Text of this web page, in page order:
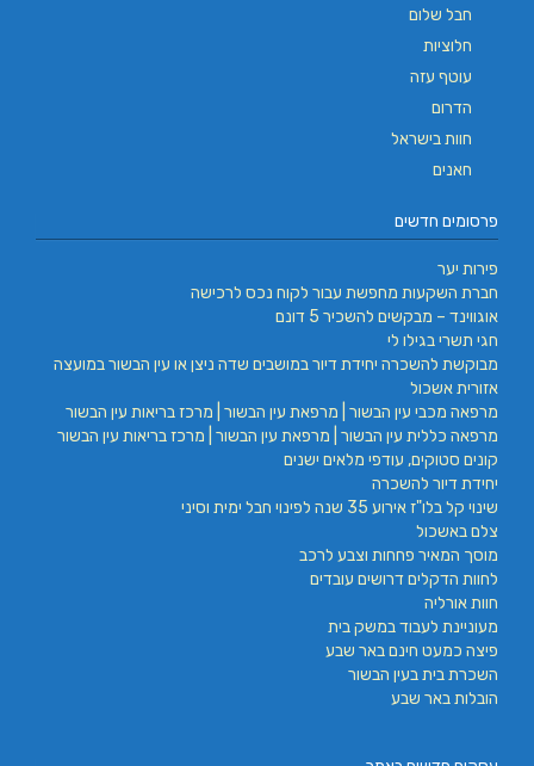
חבל שלום
חלוציות
עוטף עזה
הדרום
חוות בישראל
חאנים
פרסומים חדשים
פירות יער
חברת השקעות מחפשת עבור לקוח נכס לרכישה
אוגווינד – מבקשים להשכיר 5 דונם
חגי תשרי בגילו לי
מבוקשת להשכרה יחידת דיור במושבים שדה ניצן או עין הבשור במועצה
אזורית אשכול
מרפאה מכבי עין הבשור | מרפאת עין הבשור | מרכז בריאות עין הבשור
מרפאה כללית עין הבשור | מרפאת עין הבשור | מרכז בריאות עין הבשור
קונים סטוקים, עודפי מלאים ישנים
יחידת דיור להשכרה
שינוי קל בלו"ז אירוע 35 שנה לפינוי חבל ימית וסיני
צלם באשכול
מוסך המאיר פחחות וצבע לרכב
לחוות הדקלים דרושים עובדים
חוות אורליה
מעוניינת לעבוד במשק בית
פיצה כמעט חינם באר שבע
השכרת בית בעין הבשור
הובלות באר שבע